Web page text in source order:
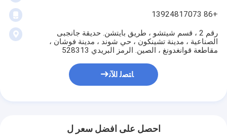
+86 13924817073
رقم 2 ، قسم شيتشو ، طريق بايتشن. حديقة جانجبى
الصناعية ، مدينة تشينكون ، حي شوند ، مدينة فوشان ،
مقاطعة قوانغدونغ ، الصين. الرمز البريدي 528313
ﺎﺘﺼﻟ ﺍﻶﻧ
احصل على افضل سعر ل